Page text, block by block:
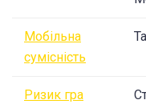
Мобільна
сумісність
Ризик гра